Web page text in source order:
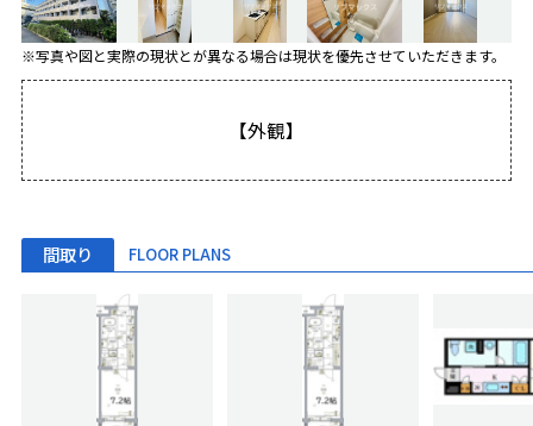
※写真や図と実際の現状とが異なる場合は現状を優先させていただきます。
【外観】
間取り FLOOR PLANS